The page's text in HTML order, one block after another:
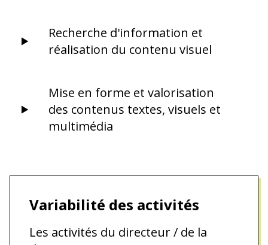
Recherche d'information et
réalisation du contenu visuel
Mise en forme et valorisation
des contenus textes, visuels et
multimédia
Variabilité des activités
Les activités du directeur / de la